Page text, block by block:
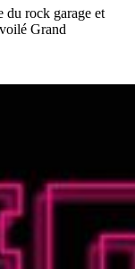
du rock garage et
Grand